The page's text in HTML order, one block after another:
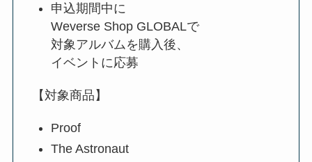
申込期間中に
Weverse Shop GLOBALで
対象アルバムを購入後、
イベントに応募
【対象商品】
Proof
The Astronaut